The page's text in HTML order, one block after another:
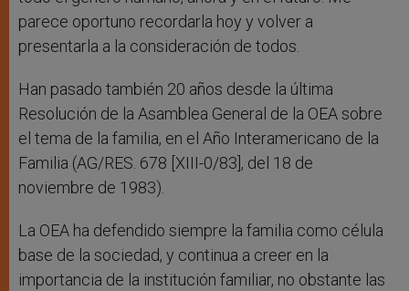
parece oportuno recordarla hoy y volver a
presentarla a la consideración de todos.
Han pasado también 20 años desde la última
Resolución de la Asamblea General de la OEA sobre
el tema de la familia, en el Año Interamericano de la
Familia (AG/RES. 678 [XIII-0/83], del 18 de
noviembre de 1983).
La OEA ha defendido siempre la familia como célula
base de la sociedad, y continua a creer en la
importancia de la institución familiar, no obstante las